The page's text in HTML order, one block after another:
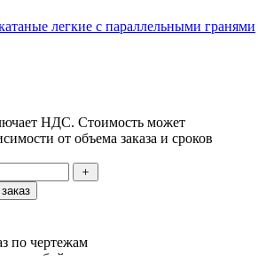
НДС. Стоимость может
от объема заказа и сроков
по чертежам